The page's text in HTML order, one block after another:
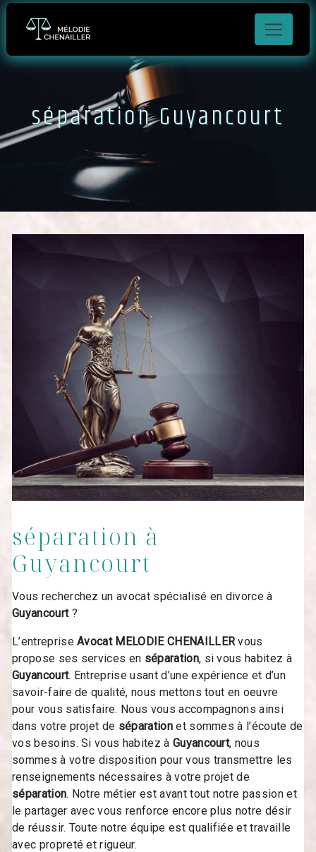
séparation Guyancourt
séparation à
Guyancourt
Vous recherchez un avocat spécialisé en divorce à
Guyancourt?
L’entrepriseAvocat MELODIE CHENAILLERvous
propose ses services en séparation, si vous habitez à
Guyancourt. Entreprise usant d’une expérience et d’un
savoir-faire de qualité, nous mettons tout en oeuvre
pour vous satisfaire. Nous vous accompagnons ainsi
dans votre projet de séparationet sommes à l’écoute de
vos besoins. Si vous habitez à Guyancourt, nous
sommes à votre disposition pour vous transmettre les
renseignements nécessaires à votre projet de
séparation. Notre métier est avant tout notre passion et
le partager avec vous renforce encore plus notre désir
de réussir. Toute notre équipe est qualifiée et travaille
avec propreté et rigueur.
Panneau de gestion des cookies